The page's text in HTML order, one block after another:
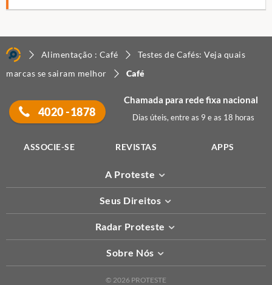
Alimentação : Café
Testes de Cafés: Veja quais
marcas se sairam melhor
Café
4020 -1878
Chamada para rede fixa nacional
Dias úteis, entre as 9 e as 18 horas
ASSOCIE-SE REVISTAS APPS
A Proteste
Seus Direitos
Radar Proteste
Sobre Nós
© 2026 PROTESTE